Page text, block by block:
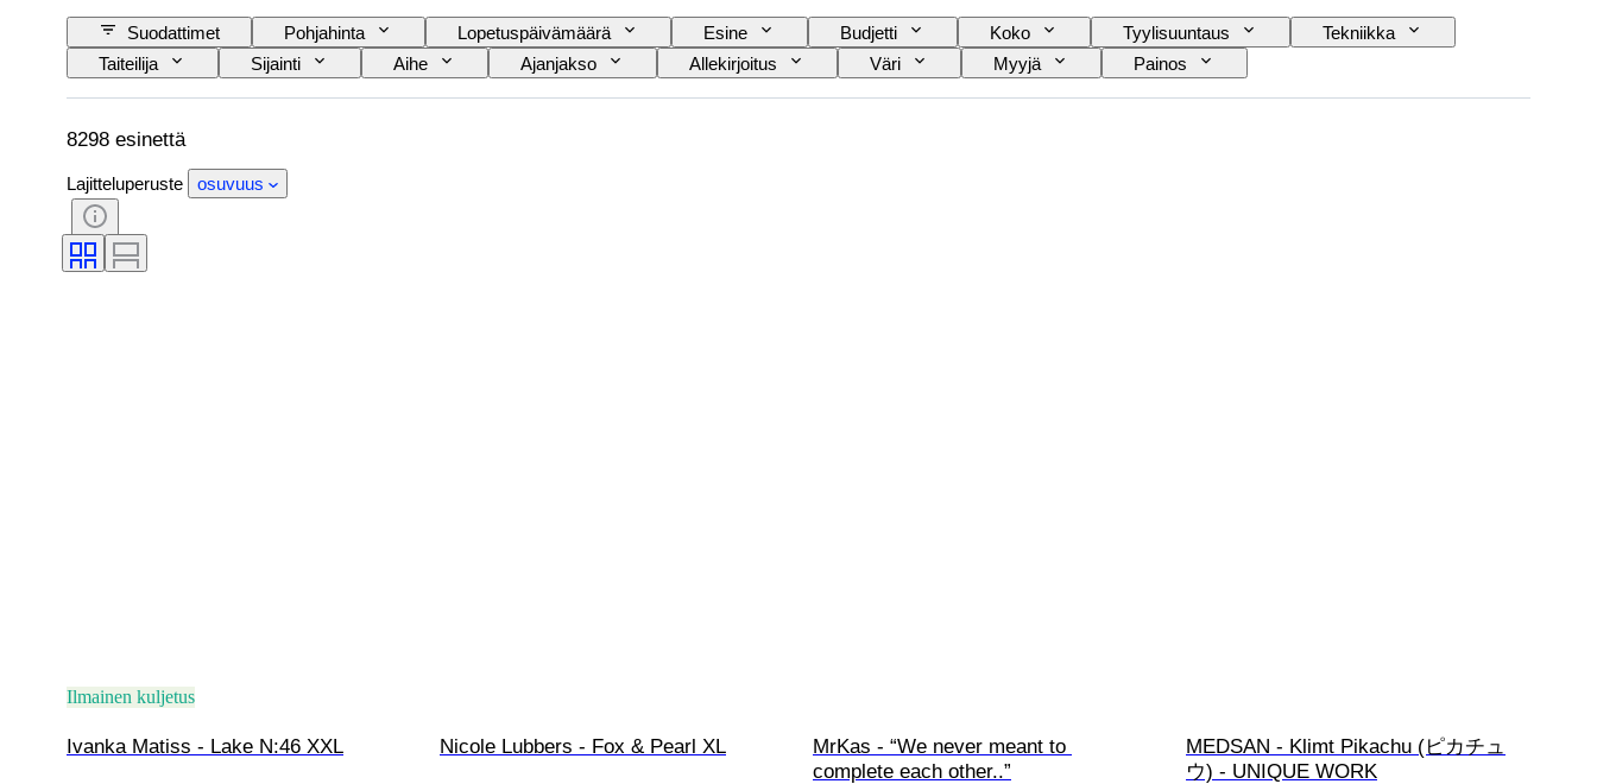
Suodattimet Pohjahinta Lopetuspäivämäärä Esine Budjetti Koko Tyylisuuntaus
Tekniikka
Taiteilija
Sijainti Aihe Ajanjakso Allekirjoitus Väri Myyjä Painos
8298 esinettä
Lajitteluperuste osuvuus
Ilmainen kuljetus
Ivanka Matiss - Lake N:46 XXL Nicole Lubbers - Fox & Pearl XL
MrKas - “We never meant to
complete each other..”
MEDSAN - Klimt Pikachu (ピカチュ
ウ) - UNIQUE WORK